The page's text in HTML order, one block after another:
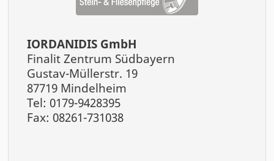
IORDANIDIS GmbH
Finalit Zentrum Südbayern
Gustav-Müllerstr. 19
87719 Mindelheim
Tel: 0179-9428395
Fax: 08261-731038